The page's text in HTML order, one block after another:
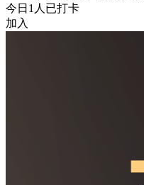
今日 1 人已打卡
加入